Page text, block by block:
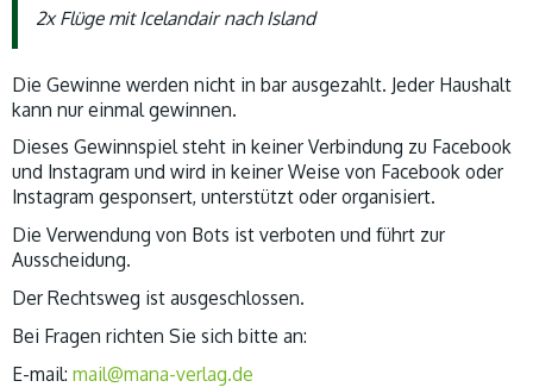
2x Flüge mit Icelandair nach Island
Die Gewinne werden nicht in bar ausgezahlt. Jeder Haushalt
kann nur einmal gewinnen.
Dieses Gewinnspiel steht in keiner Verbindung zu Facebook
und Instagram und wird in keiner Weise von Facebook oder
Instagram gesponsert, unterstützt oder organisiert.
Die Verwendung von Bots ist verboten und führt zur
Ausscheidung.
Der Rechtsweg ist ausgeschlossen.
Bei Fragen richten Sie sich bitte an:
E-mail: mail@mana-verlag.de